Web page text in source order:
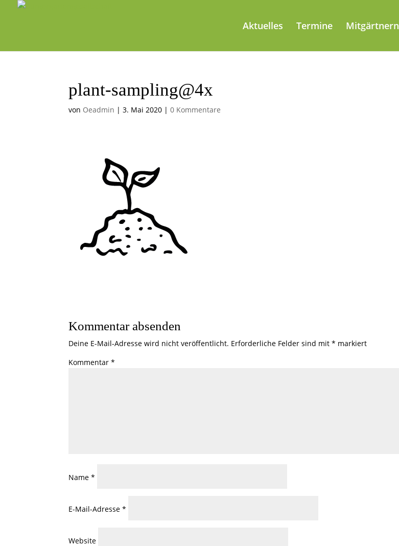
Aktuelles Termine Mitgärtnern
plant-sampling@4x
von Oeadmin |3. Mai 2020 |0 Kommentare
Kommentar absenden
Deine E-Mail-Adresse wird nicht veröffentlicht. Erforderliche Felder sind mit* markiert
Kommentar*
Name*
E-Mail-Adresse*
Website